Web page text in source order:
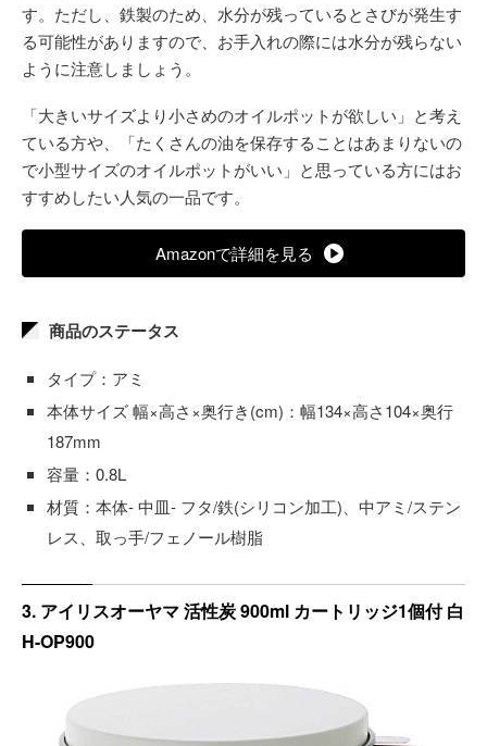
す。ただし、鉄製のため、水分が残っているとさびが発生す
る可能性がありますので、お手入れの際には水分が残らない
ように注意しましょう。
「大きいサイズより小さめのオイルポットが欲しい」と考え
ている方や、「たくさんの油を保存することはあまりないの
で小型サイズのオイルポットがいい」と思っている方にはお
すすめしたい人気の一品です。
Amazonで詳細を見る
商品のステータス
タイプ：アミ
本体サイズ 幅×高さ×奥行き(cm)：幅134×高さ104×奥行
187mm
容量：0.8L
材質：本体- 中皿- フタ/鉄(シリコン加工)、中アミ/ステン
レス、取っ手/フェノール樹脂
3. アイリスオーヤマ 活性炭 900ml カートリッジ1個付 白
H-OP900